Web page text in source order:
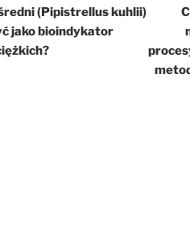
(Pipistrellus kuhlii)
jako bioindykator